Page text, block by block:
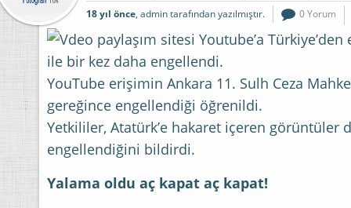
18 yıl önce, admin tarafından yazılmıştır. 0 Yorum
Vdeo paylaşım sitesi Youtube’a
ile bir kez daha engellendi.
YouTube erişimin Ankara 11. Sulh Ceza
gereğince engellendiği öğrenildi.
Yetkililer, Atatürk’e hakaret içeren görüntüler
engellendiğini bildirdi.
Yalama oldu aç kapat aç kapat!